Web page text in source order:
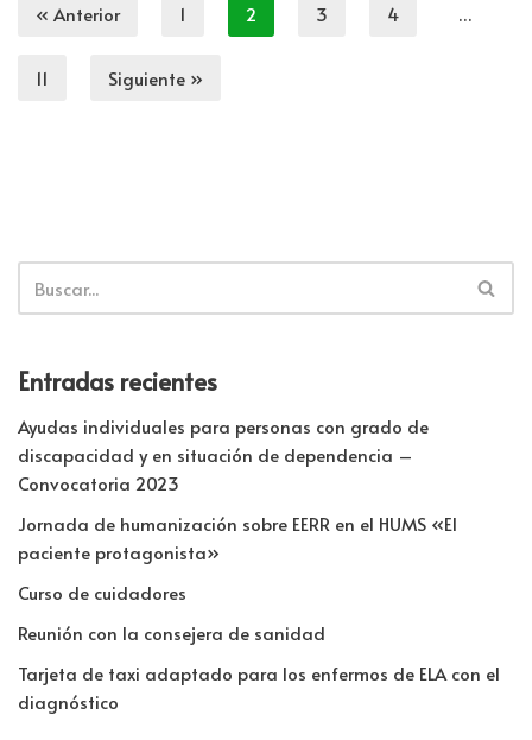
« Anterior 1 2 3 4 …
11 Siguiente »
Entradas recientes
Ayudas individuales para personas con grado de
discapacidad y en situación de dependencia –
Convocatoria 2023
Jornada de humanización sobre EERR en el HUMS «El
paciente protagonista»
Curso de cuidadores
Reunión con la consejera de sanidad
Tarjeta de taxi adaptado para los enfermos de ELA con el
diagnóstico